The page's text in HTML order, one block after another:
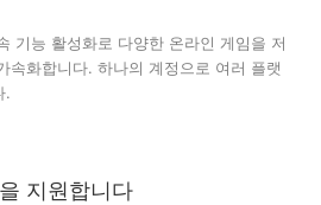
기능 활성화로 다양한 온라인 게임을 저
속화합니다. 하나의 계정으로 여러 플랫
.
지원합니다